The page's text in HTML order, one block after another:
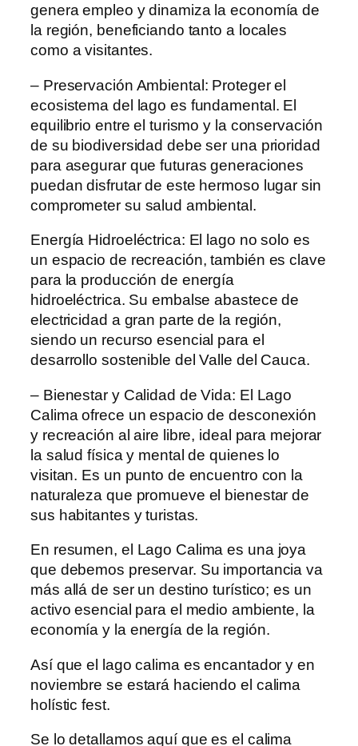
genera empleo y dinamiza la economía de
la región, beneficiando tanto a locales
como a visitantes.
– Preservación Ambiental: Proteger el
ecosistema del lago es fundamental. El
equilibrio entre el turismo y la conservación
de su biodiversidad debe ser una prioridad
para asegurar que futuras generaciones
puedan disfrutar de este hermoso lugar sin
comprometer su salud ambiental.
Energía Hidroeléctrica: El lago no solo es
un espacio de recreación, también es clave
para la producción de energía
hidroeléctrica. Su embalse abastece de
electricidad a gran parte de la región,
siendo un recurso esencial para el
desarrollo sostenible del Valle del Cauca.
– Bienestar y Calidad de Vida: El Lago
Calima ofrece un espacio de desconexión
y recreación al aire libre, ideal para mejorar
la salud física y mental de quienes lo
visitan. Es un punto de encuentro con la
naturaleza que promueve el bienestar de
sus habitantes y turistas.
En resumen, el Lago Calima es una joya
que debemos preservar. Su importancia va
más allá de ser un destino turístico; es un
activo esencial para el medio ambiente, la
economía y la energía de la región.
Así que el lago calima es encantador y en
noviembre se estará haciendo el calima
holístic fest.
Se lo detallamos aquí que es el calima